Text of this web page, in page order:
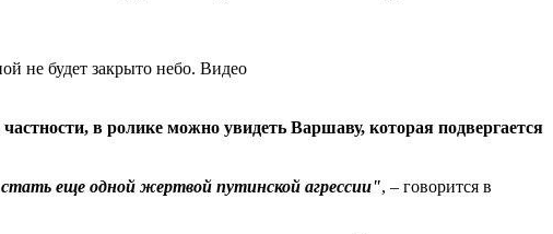
в ролике можно увидеть Варшаву, которая подвергается
еще одной жертвой путинской агрессии", – говорится в